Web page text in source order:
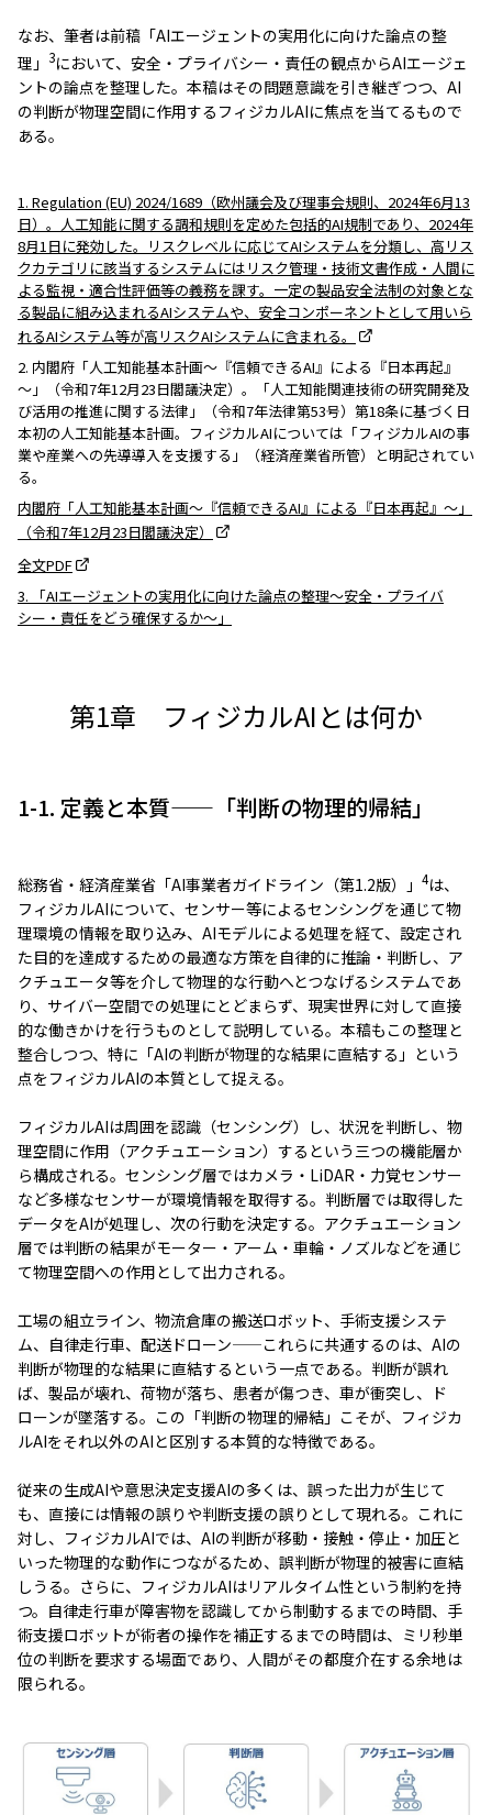
なお、筆者は前稿「AIエージェントの実用化に向けた論点の整
理」 3において、安全・プライバシー・責任の観点からAIエージェ
ントの論点を整理した。本稿はその問題意識を引き継ぎつつ、AI
の判断が物理空間に作用するフィジカルAIに焦点を当てるもので
ある。
1. Regulation (EU) 2024/1689（欧州議会及び理事会規則、2024年6月13
日）。人工知能に関する調和規則を定めた包括的AI規制であり、2024年
8月1日に発効した。リスクレベルに応じてAIシステムを分類し、高リス
クカテゴリに該当するシステムにはリスク管理・技術文書作成・人間に
よる監視・適合性評価等の義務を課す。一定の製品安全法制の対象とな
る製品に組み込まれるAIシステムや、安全コンポーネントとして用いら
れるAIシステム等が高リスクAIシステムに含まれる。
2. 内閣府「人工知能基本計画～『信頼できるAI』による『日本再起』
～」（令和7年12月23日閣議決定）。「人工知能関連技術の研究開発及
び活用の推進に関する法律」（令和7年法律第53号）第18条に基づく日
本初の人工知能基本計画。フィジカルAIについては「フィジカルAIの事
業や産業への先導導入を支援する」（経済産業省所管）と明記されてい
る。
内閣府「人工知能基本計画～『信頼できるAI』による『日本再起』～」
（令和7年12月23日閣議決定）
全文PDF
3. 「AIエージェントの実用化に向けた論点の整理〜安全・プライバ
シー・責任をどう確保するか〜」
第1章 フィジカルAIとは何か
1-1. 定義と本質——「判断の物理的帰結」
総務省・経済産業省「AI事業者ガイドライン（第1.2版）」 4は、
フィジカルAIについて、センサー等によるセンシングを通じて物
理環境の情報を取り込み、AIモデルによる処理を経て、設定され
た目的を達成するための最適な方策を自律的に推論・判断し、ア
クチュエータ等を介して物理的な行動へとつなげるシステムであ
り、サイバー空間での処理にとどまらず、現実世界に対して直接
的な働きかけを行うものとして説明している。本稿もこの整理と
整合しつつ、特に「AIの判断が物理的な結果に直結する」という
点をフィジカルAIの本質として捉える。
フィジカルAIは周囲を認識（センシング）し、状況を判断し、物
理空間に作用（アクチュエーション）するという三つの機能層か
ら構成される。センシング層ではカメラ・LiDAR・力覚センサー
など多様なセンサーが環境情報を取得する。判断層では取得した
データをAIが処理し、次の行動を決定する。アクチュエーション
層では判断の結果がモーター・アーム・車輪・ノズルなどを通じ
て物理空間への作用として出力される。
工場の組立ライン、物流倉庫の搬送ロボット、手術支援システ
ム、自律走行車、配送ドローン——これらに共通するのは、AIの
判断が物理的な結果に直結するという一点である。判断が誤れ
ば、製品が壊れ、荷物が落ち、患者が傷つき、車が衝突し、ド
ローンが墜落する。この「判断の物理的帰結」こそが、フィジカ
ルAIをそれ以外のAIと区別する本質的な特徴である。
従来の生成AIや意思決定支援AIの多くは、誤った出力が生じて
も、直接には情報の誤りや判断支援の誤りとして現れる。これに
対し、フィジカルAIでは、AIの判断が移動・接触・停止・加圧と
いった物理的な動作につながるため、誤判断が物理的被害に直結
しうる。さらに、フィジカルAIはリアルタイム性という制約を持
つ。自律走行車が障害物を認識してから制動するまでの時間、手
術支援ロボットが術者の操作を補正するまでの時間は、ミリ秒単
位の判断を要求する場面であり、人間がその都度介在する余地は
限られる。